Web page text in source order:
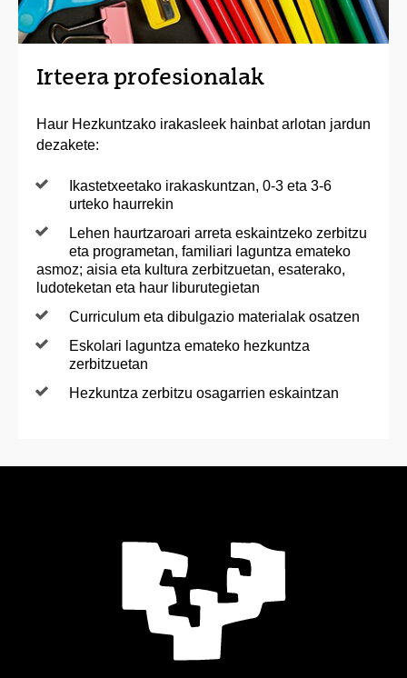
Irteera profesionalak
Haur Hezkuntzako irakasleek hainbat arlotan jardun
dezakete:
Ikastetxeetako irakaskuntzan, 0-3 eta 3-6
urteko haurrekin
Lehen haurtzaroari arreta eskaintzeko zerbitzu
eta programetan, familiari laguntza emateko
asmoz; aisia eta kultura zerbitzuetan, esaterako,
ludoteketan eta haur liburutegietan
Curriculum eta dibulgazio materialak osatzen
Eskolari laguntza emateko hezkuntza
zerbitzuetan
Hezkuntza zerbitzu osagarrien eskaintzan